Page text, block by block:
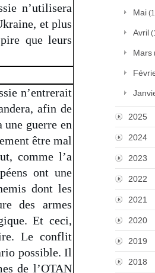
n’utilisera
et plus
que leurs
n’entrerait
afin de
guerre en
être mal
comme l’a
ont une
dont les
des armes
Et ceci,
Le conflit
possible. Il
de l’OTAN
Mai
Avril
Mars
2025
2024
2023
2022
2021
2020
2019
2018